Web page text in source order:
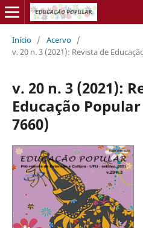
Início / Acervo /
v. 20 n. 3 (2021): Revista de
v. 20 n. 3 (2021):
Educação Popular
7660)